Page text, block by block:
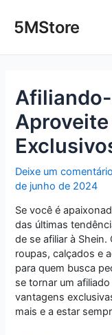
para5MStore
Deixe um comentário
de junho de 2024
Se você é
das últimas
de se afiliar à
roupas, calçados e
para quem busca
se tornar um
vantagens
mais e a estar
navigation